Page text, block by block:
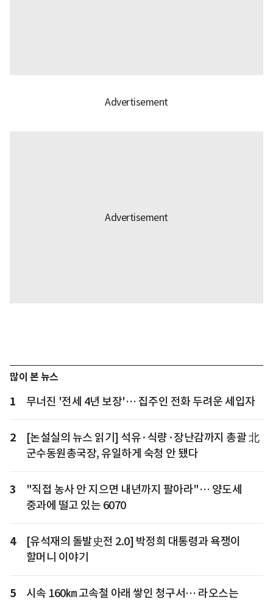
많이 본 뉴스
1 무너진 '전세 4년 보장'… 집주인 전화 두려운 세입자
2
[논설실의 뉴스 읽기] 석유·식량·장난감까지 총괄 北
군수동원총국장, 유일하게 숙청 안 됐다
3
"직접 농사 안 지으면 내년까지 팔아라"… 양도세
중과에 떨고 있는 6070
4
[유석재의 돌발史전 2.0] 박정희 대통령과 욕쟁이
할머니 이야기
5
시속 160㎞ 고속철 아래 쌓인 청구서… 라오스는